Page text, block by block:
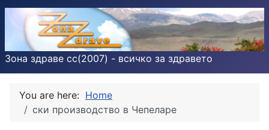
Зона здраве cc(2007) - всичко за здравето
You are here: Home
ски производство в Чепеларе